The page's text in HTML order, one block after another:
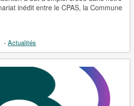
inédit entre le CPAS, la Commune
- Actualités